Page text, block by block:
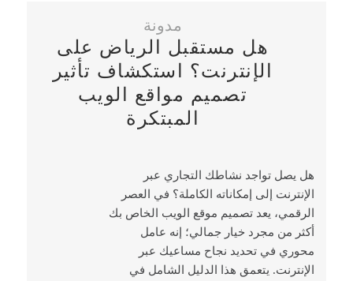
مدونة
هل مستقبل الرياض على
الإنترنت؟ استكشاف تأثير
تصميم مواقع الويب
المبتكرة
هل يصل تواجد نشاطك التجاري عبر
الإنترنت إلى إمكاناته الكاملة؟ في العصر
الرقمي، يعد تصميم موقع الويب الخاص بك
أكثر من مجرد خيار جمالي؛ إنه عامل
محوري في تحديد نجاح مساعيك عبر
الإنترنت. يتعمق هذا الدليل الشامل في